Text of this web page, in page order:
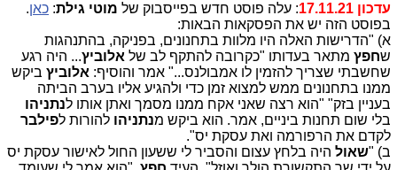
עדכון 17.11.21 : עלה פוסט חדש בפייסבוק של מוטי גילת: כאן.
בפוסט הזה יש את הפסקאות הבאות:
א) "הדרישות האלה היו מלוות בתחנונים, בפניקה, בהתנהגות
שחפץ מתאר בעדותו "כקרובה להתקף לב של אלוביץ... היה רגע
שחשבתי שצריך להזמין לו אמבולנס..." אמר והוסיף: אלוביץ ביקש
ממנו בתחנונים ממש למצוא זמן כדי ולהגיע אליו בערב הביתה
בעניין בזק" "הוא רצה שאני אקח ממנו מסמך ואתן אותו לנתניהו
בלי שום תחנות ביניים, אמר. הוא ביקש מנתניהו להורות לפילבר
לקדם את הרפורמה ואת עסקת יס".
ב) "שאול היה בלחץ עצום והסביר לי ששעון החול לאישור עסקת יס